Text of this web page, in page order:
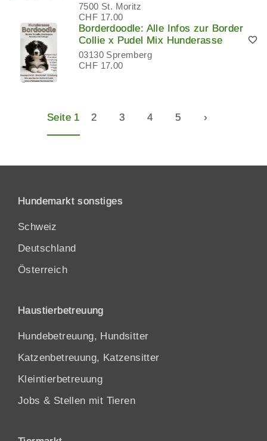
7500 St. Moritz
CHF 17.00
Borderdoodle: Alle Infos zur Border
Collie x Pudel Mix Hunderasse
03130 Spremberg
CHF 17.00
Seite 1 2 3 4 5 ›
Hundemarkt sonstiges
Schweiz
Deutschland
Österreich
Haustierbetreuung
Hundebetreuung, Hundsitter
Katzenbetreuung, Katzensitter
Kleintierbetreuung
Jobs & Stellen mit Tieren